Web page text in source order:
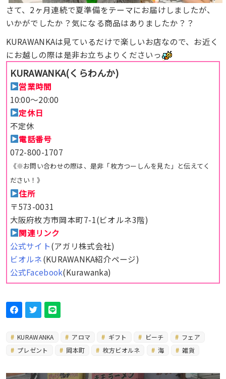
さて、2ヶ月連続で夏準備をテーマにお届けしましたが、
いかがでしたか？気になる商品はありましたか？？
KURAWANKAは見ているだけで楽しいお店なので、お近く
にお越しの際は是非お立ちよりくださいっ
KURAWANKA(くらわんか)
営業時間
10:00〜20:00
定休日
不定休
電話番号
072-800-1707
《※お問い合わせの際は、是非「枚方つーしんを見た」と伝えてく
ださい！》
住所
〒573-0031
大阪府枚方市岡本町7-1(ビオルネ3階)
関連リンク
公式サイト(アガリ株式会社)
ビオルネ(KURAWANKA紹介ページ)
公式Facebook(Kurawanka)
KURAWANKA アロマ ギフト ビーチ
フェア
プレゼント
岡本町 枚方ビオルネ 海 雑貨